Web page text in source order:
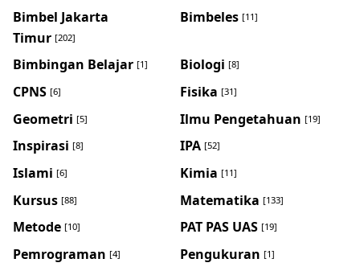
Bimbel Jakarta
Timur [202]
Bimbeles [11]
Bimbingan Belajar [1] Biologi [8]
CPNS [6] Fisika [31]
Geometri [5] Ilmu Pengetahuan [19]
Inspirasi [8] IPA [52]
Islami [6] Kimia [11]
Kursus [88] Matematika [133]
Metode [10] PAT PAS UAS [19]
Pemrograman [4] Pengukuran [1]